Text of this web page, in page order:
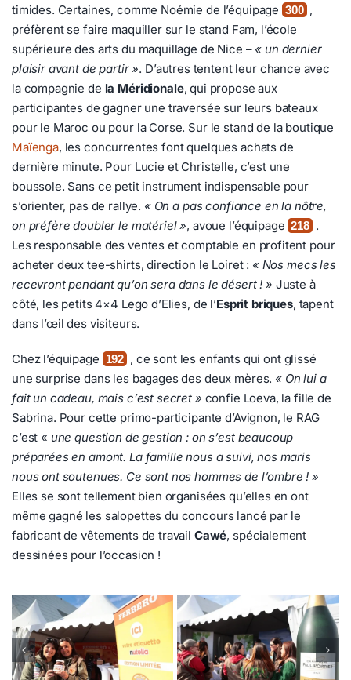
timides. Certaines, comme Noémie de l’équipage 300 ,
préfèrent se faire maquiller sur le stand Fam, l’école
supérieure des arts du maquillage de Nice – « un dernier
plaisir avant de partir ». D’autres tentent leur chance avec
la compagnie de la Méridionale, qui propose aux
participantes de gagner une traversée sur leurs bateaux
pour le Maroc ou pour la Corse. Sur le stand de la boutique
Maïenga, les concurrentes font quelques achats de
dernière minute. Pour Lucie et Christelle, c’est une
boussole. Sans ce petit instrument indispensable pour
s’orienter, pas de rallye. « On a pas confiance en la nôtre,
on préfère doubler le matériel », avoue l’équipage 218 .
Les responsable des ventes et comptable en profitent pour
acheter deux tee-shirts, direction le Loiret : « Nos mecs les
recevront pendant qu’on sera dans le désert ! » Juste à
côté, les petits 4×4 Lego d’Elies, de l’Esprit briques, tapent
dans l’œil des visiteurs.
Chez l’équipage 192 , ce sont les enfants qui ont glissé
une surprise dans les bagages des deux mères. « On lui a
fait un cadeau, mais c’est secret » confie Loeva, la fille de
Sabrina. Pour cette primo-participante d’Avignon, le RAG
c’est « une question de gestion : on s’est beaucoup
préparées en amont. La famille nous a suivi, nos maris
nous ont soutenues. Ce sont nos hommes de l’ombre ! »
Elles se sont tellement bien organisées qu’elles en ont
même gagné les salopettes du concours lancé par le
fabricant de vêtements de travail Cawé, spécialement
dessinées pour l’occasion !